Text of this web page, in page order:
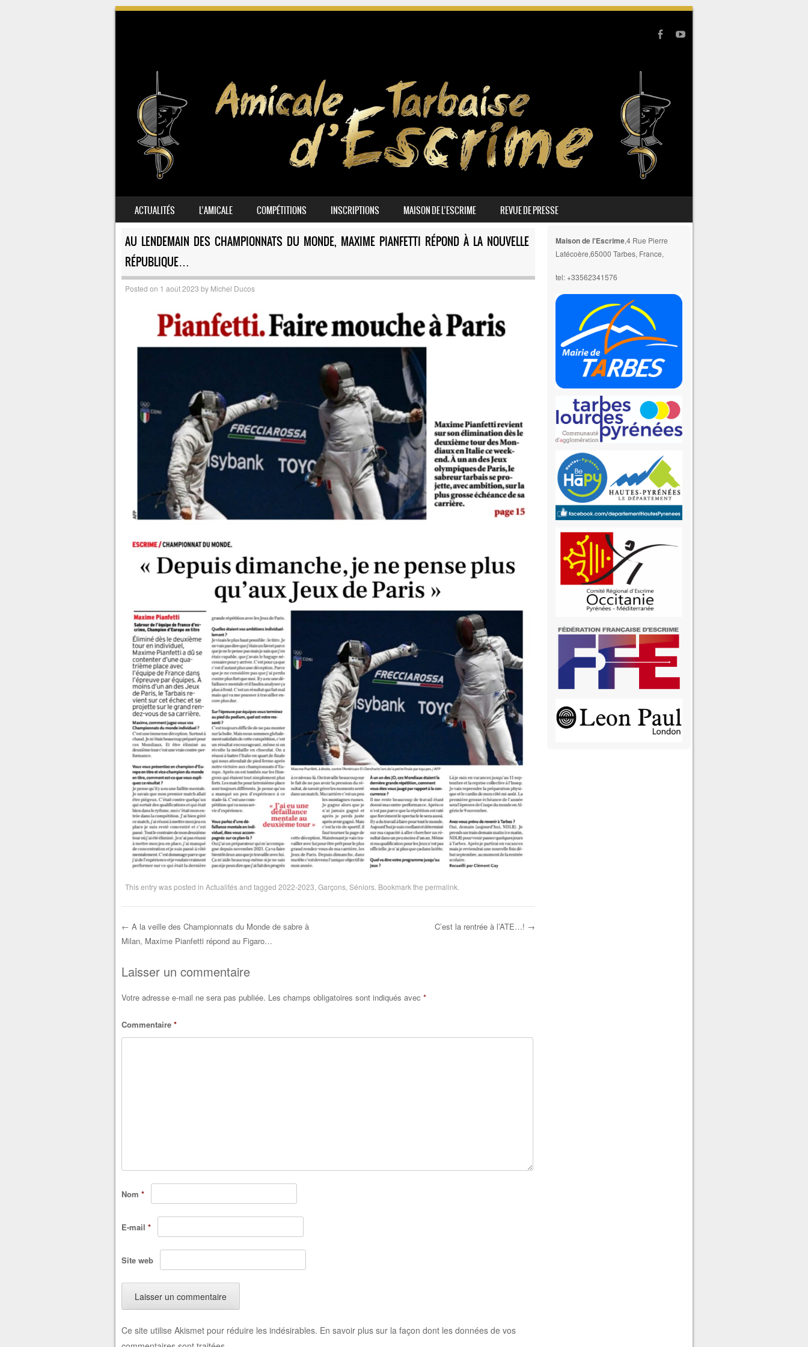
MENU
SKIP TO CONTENT
ACTUALITÉS L’AMICALE COMPÉTITIONS INSCRIPTIONS MAISON DE L’ESCRIME REVUE DE PRESSE
AU LENDEMAIN DES CHAMPIONNATS DU MONDE, MAXIME PIANFETTI RÉPOND À LA NOUVELLE
RÉPUBLIQUE…
Posted on 1 août 2023 by Michel Ducos
This entry was posted in Actualitésand tagged 2022-2023 Garçons, Séniors. Bookmark the permalink
Post navigation
← A la veille des Championnats du Monde de sabre à
Milan, Maxime Pianfetti répond au Figaro…
C’est la rentrée à l’ATE…! →
Laisser un commentaire
Votre adresse e-mail ne sera pas publiée. Les champs obligatoires sont indiqués avec *
Commentaire *
Nom *
E-mail *
Site web
Ce site utilise Akismet pour réduire les indésirables. En savoir plus sur la façon dont les données de vos
Maison de l'Escrime,4 Rue Pierre
Latécoère,65000 Tarbes, France,
tel: +33562341576